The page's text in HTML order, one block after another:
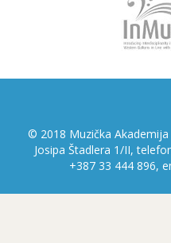
© 2018 Muzička
Josipa Štadlera 1/II,
+387 33 444 896,